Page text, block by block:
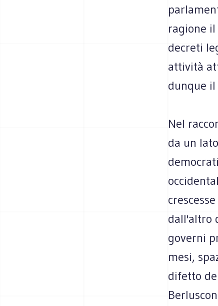
ragione
decreti
attività
dunque
Nel
da un
dall'altro
governi
mesi,
difetto